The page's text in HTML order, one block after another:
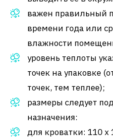
важен правильный
времени года или
влажности
уровень теплоты
точек на упаковке
точек, тем теплее);
размеры следует
назначения:
для кроватки: 110